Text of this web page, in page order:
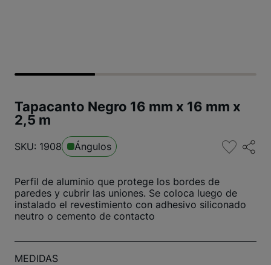
Tapacanto Negro 16 mm x 16 mm x
2,5 m
SKU: 1908 Ángulos
Perfil de aluminio que protege los bordes de
paredes y cubrir las uniones. Se coloca luego de
instalado el revestimiento con adhesivo siliconado
neutro o cemento de contacto
MEDIDAS